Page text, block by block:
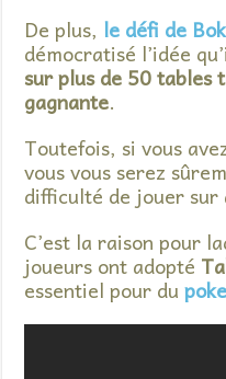
De plus, le défi de
démocratisé l’idée
sur plus de 50 tables
gagnante.
Toutefois, si vous
vous vous serez
difficulté de jouer sur
C’est la raison pour
joueurs ont adopté
essentiel pour du